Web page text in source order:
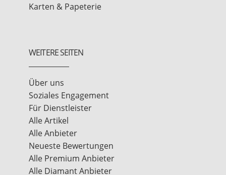
Karten & Papeterie
WEITERE SEITEN
Über uns
Soziales Engagement
Für Dienstleister
Alle Artikel
Alle Anbieter
Neueste Bewertungen
Alle Premium Anbieter
Alle Diamant Anbieter